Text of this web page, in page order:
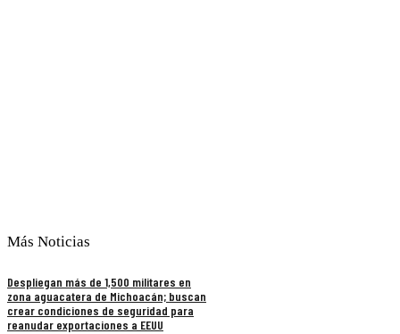
Más Noticias
Despliegan más de 1,500 militares en
zona aguacatera de Michoacán; buscan
crear condiciones de seguridad para
reanudar exportaciones a EEUU